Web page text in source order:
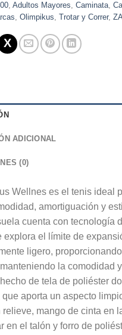
, Adultos Mayores, Caminata,
, Olimpikus, Trotar y Correr,
ADICIONAL
(0)
Wellnes es el tenis ideal
amortiguación y
cuenta con tecnología
explora el límite de
ligero,
la comodidad
de tela de poliéster
que aporta un aspecto
relieve, mango de cinta en
en el talón y forro de